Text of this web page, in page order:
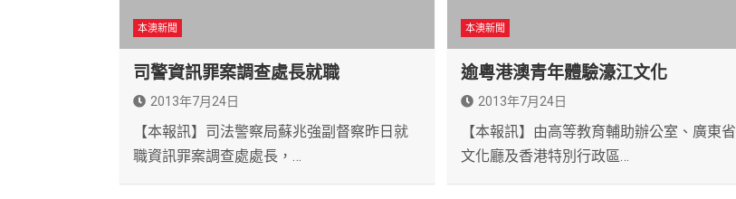
本澳新聞
司警資訊罪案調查處長就職
2013年7月24日
【本報訊】司法警察局蘇兆強副督察昨日就
職資訊罪案調查處處長，…
本澳新聞
逾粵港澳青年體驗濠江文化
2013年7月24日
【本報訊】由高等教育輔助辦公室、廣東省
文化廳及香港特別行政區…